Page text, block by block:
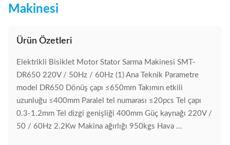
Makinesi
Ürün Özetleri
Elektrikli Bisiklet Motor Stator Sarma Makinesi SMT-
DR650 220V / 50Hz / 60Hz (1) Ana Teknik Parametre
model DR650 Dönüş çapı ≤650mm Takımın etkili
uzunluğu ≤400mm Paralel tel numarası ≤20pcs Tel çapı
0.3-1.2mm Tel dizgi genişliği 400mm Güç kaynağı 220V /
50 / 60Hz 2.2Kw Makina ağırlığı 950kgs Hava ...